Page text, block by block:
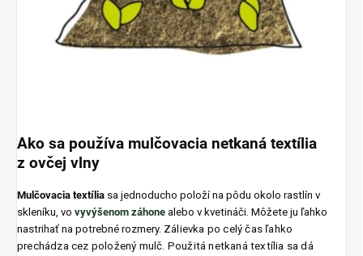
Ako sa používa mulčovacia netkaná textília
z ovčej vlny
Mulčovacia textília sa jednoducho položí na pôdu okolo rastlín v
skleníku, vo vyvýšenom záhone alebo v kvetináči. Môžete ju ľahko
nastrihať na potrebné rozmery. Zálievka po celý čas ľahko
prechádza cez položený mulč. Použitá netkaná textília sa dá